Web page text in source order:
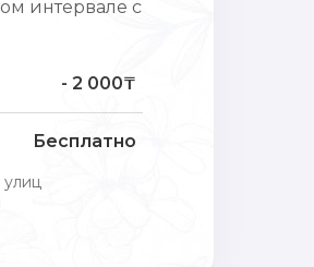
интервале с
- 2 000₸
Бесплатно
улиц